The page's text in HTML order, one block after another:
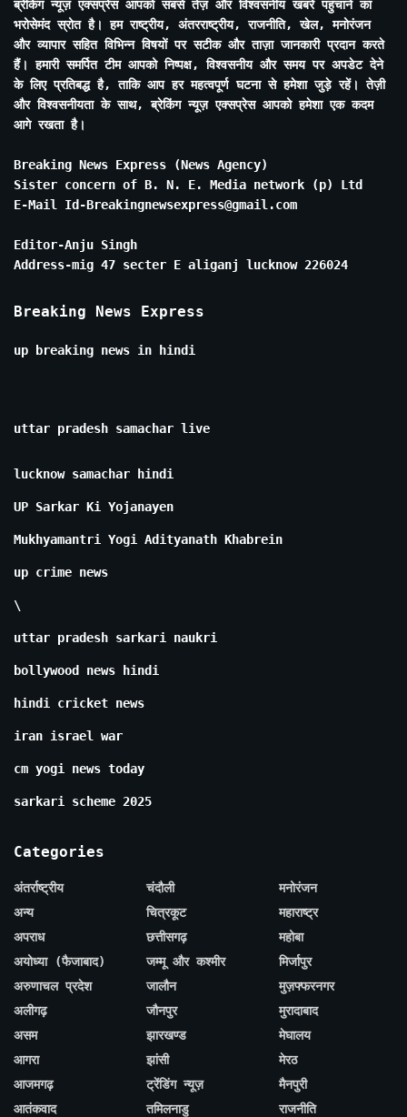
ब्रेकिंग न्यूज़ एक्सप्रेस आपको सबसे तेज़ और विश्वसनीय खबरें पहुंचाने का
भरोसेमंद स्रोत है। हम राष्ट्रीय, अंतरराष्ट्रीय, राजनीति, खेल, मनोरंजन
और व्यापार सहित विभिन्न विषयों पर सटीक और ताज़ा जानकारी प्रदान करते
हैं। हमारी समर्पित टीम आपको निष्पक्ष, विश्वसनीय और समय पर अपडेट देने
के लिए प्रतिबद्ध है, ताकि आप हर महत्वपूर्ण घटना से हमेशा जुड़े रहें। तेज़ी
और विश्वसनीयता के साथ, ब्रेकिंग न्यूज़ एक्सप्रेस आपको हमेशा एक कदम
आगे रखता है।
Breaking News Express (News Agency)
Sister concern of B. N. E. Media network (p) Ltd
E-Mail Id-Breakingnewsexpress@gmail.com
Editor-Anju Singh
Address-mig 47 secter E aliganj lucknow 226024
Breaking News Express
up breaking news in hindi
uttar pradesh samachar live
lucknow samachar hindi
UP Sarkar Ki Yojanayen
Mukhyamantri Yogi Adityanath Khabrein
up crime news
\
uttar pradesh sarkari naukri
bollywood news hindi
hindi cricket news
iran israel war
cm yogi news today
sarkari scheme 2025
Categories
अंतर्राष्ट्रीय
अन्य
अपराध
अयोध्या (फैजाबाद)
अरुणाचल प्रदेश
अलीगढ़
असम
आगरा
आजमगढ़
आतंकवाद
चंदौली
चित्रकूट
छत्तीसगढ़
जम्मू और कश्मीर
जालौन
जौनपुर
झारखण्ड
झांसी
ट्रेंडिंग न्यूज़
तमिलनाडु
मनोरंजन
महाराष्ट्र
महोबा
मिर्जापुर
मुज़फ्फरनगर
मुरादाबाद
मेघालय
मेरठ
मैनपुरी
राजनीति